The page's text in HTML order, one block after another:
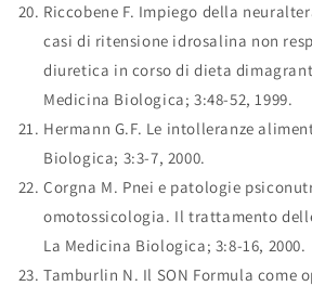
Riccobene F. Impiego della
casi di ritensione idrosalina non
diuretica in corso di dieta
Medicina Biologica; 3:48-52, 1999.
Hermann G.F. Le intolleranze
Biologica; 3:3-7, 2000.
Corgna M. Pnei e patologie
omotossicologia. Il trattamento
La Medicina Biologica; 3:8-16, 2000.
Tamburlin N. Il SON Formula come